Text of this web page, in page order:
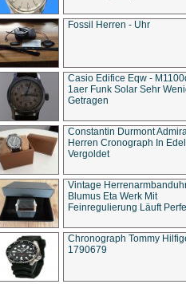
Fossil Herren - Uhr
Casio Edifice Eqw -
1aer Funk Solar Sehr
Getragen
Constantin Durmont
Herren Cronograph In
Vergoldet
Vintage
Blumus Eta Werk Mit
Feinregulierung Läuft
Chronograph Tommy
1790679